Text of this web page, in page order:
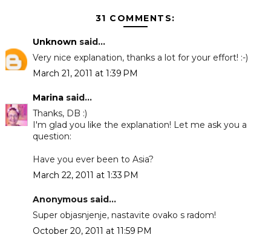
31 COMMENTS:
Unknown said...
Very nice explanation, thanks a lot for your effort! :-)
March 21, 2011 at 1:39 PM
Marinasaid...
Thanks, DB :)
I'm glad you like the explanation! Let me ask you a
question:
Have you ever been to Asia?
March 22, 2011 at 1:33 PM
Anonymous said...
Super objasnjenje, nastavite ovako s radom!
October 20, 2011 at 11:59 PM